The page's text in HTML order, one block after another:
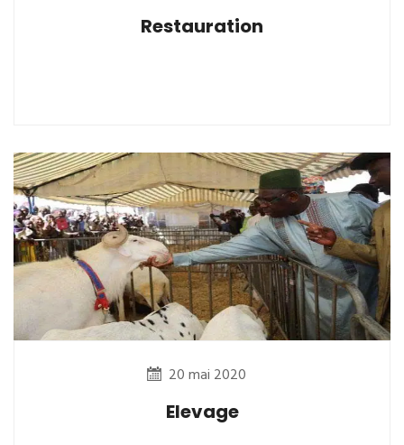
Restauration
20 mai 2020
Elevage